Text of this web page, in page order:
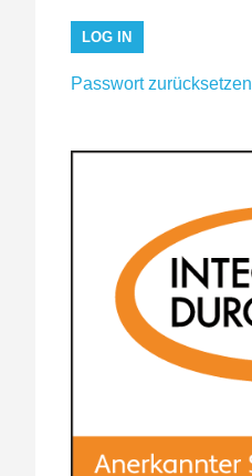
Passwort zurücksetzen